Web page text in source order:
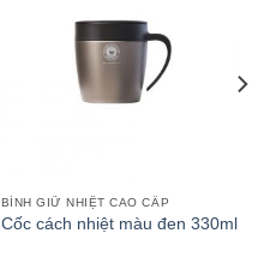
BÌNH GIỮ NHIỆT CAO CẤP
Cốc cách nhiệt màu đen 330ml